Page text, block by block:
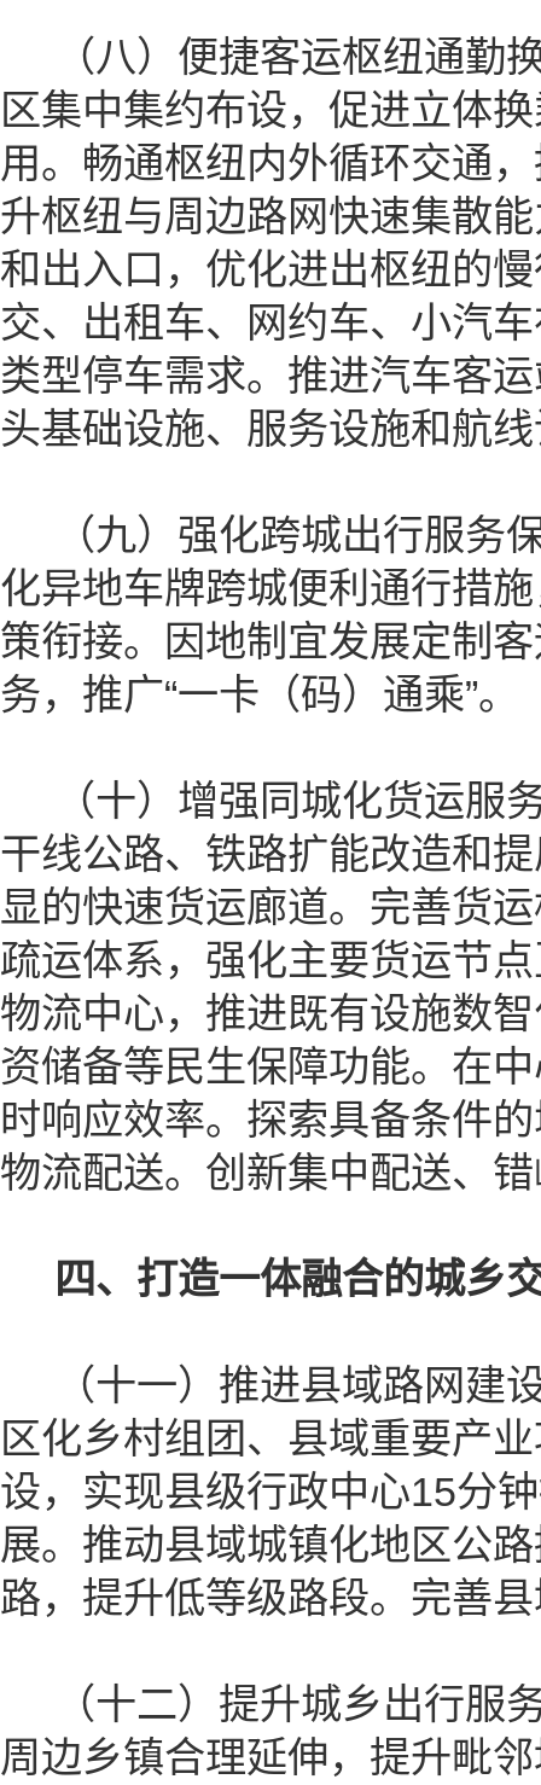
（八）便捷客运枢纽通勤
区集中集约布设，促进立体
用。畅通枢纽内外循环交通
升枢纽与周边路网快速集散
和出入口，优化进出枢纽的
交、出租车、网约车、小汽
类型停车需求。推进汽车客
头基础设施、服务设施和航
（九）强化跨城出行服务
化异地车牌跨城便利通行措
策衔接。因地制宜发展定制
务，推广“一卡（码）通乘”。
（十）增强同城化货运服
干线公路、铁路扩能改造和
显的快速货运廊道。完善货
疏运体系，强化主要货运节
物流中心，推进既有设施数
资储备等民生保障功能。在
时响应效率。探索具备条件
物流配送。创新集中配送、
四、打造一体融合的城乡
（十一）推进县域路网建
区化乡村组团、县域重要产
设，实现县级行政中心15分
展。推动县域城镇化地区公
路，提升低等级路段。完善
（十二）提升城乡出行服
周边乡镇合理延伸，提升毗